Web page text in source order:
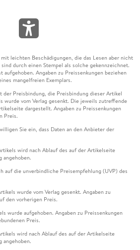
leichten Beschädigungen, die das Lesen aber nicht
durch einen Stempel als solche gekennzeichnet.
Angaben zu Preissenkungen beziehen
mangelfreien Exemplars.
Preisbindung, die Preisbindung dieser Artikel
wurde vom Verlag gesenkt. Die jeweils zutreffende
dargestellt. Angaben zu Preissenkungen
Preis.
Sie ein, dass Daten an den Anbieter der
wird nach Ablauf des auf der Artikelseite
angehoben.
auf die unverbindliche Preisempfehlung (UVP) des
wurde vom Verlag gesenkt. Angaben zu
den vorherigen Preis.
wurde aufgehoben. Angaben zu Preissenkungen
Preis.
wird nach Ablauf des auf der Artikelseite
angehoben.